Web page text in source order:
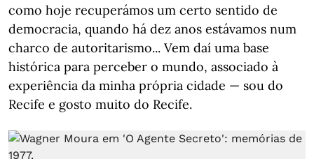
como hoje recuperámos um certo sentido de
democracia, quando há dez anos estávamos num
charco de autoritarismo... Vem daí uma base
histórica para perceber o mundo, associado à
experiência da minha própria cidade — sou do
Recife e gosto muito do Recife.